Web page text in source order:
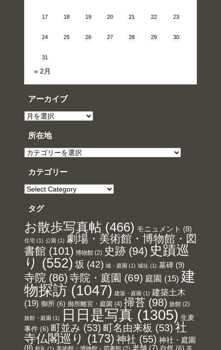
17 18 19 20 21 22 23
24 25 26 27 28 29 30
31
« 2月
アーカイブ
ア
ー
イ
ブ
所在地
所
在
カテゴリー
カ
テ
リ
ー
タグ
お散歩写真帖 (466) モニュメント (8)
住宅 (1) 公園 (1) 劇場・美術館・博物館・図
書館 (101) 博物館 (2) 史跡 (94) 史蹟巡
り (552) 坂 (42) 城・庭園 (1) 城址 (1) 墓碑 (9)
寺院 (86) 寺院・庭園 (69) 庭園 (15) 建
物探訪 (1047) 建築・庭園 (1) 建築土木
(19) 御所 (6) 御所離宮・庭園 (4) 掃苔 (98) 旅館 (2)
旅館・庭園 (1) 日日是写真 (1305) 生麦
事件 (6) 町並み (53) 町名由来板 (53) 社
寺仏閣巡り (173) 神社 (55) 神社・庭園
(8) 祭礼 (1) 美術館・博物館・図書館 (2) 老舗 (7) 自然 (6) 茶